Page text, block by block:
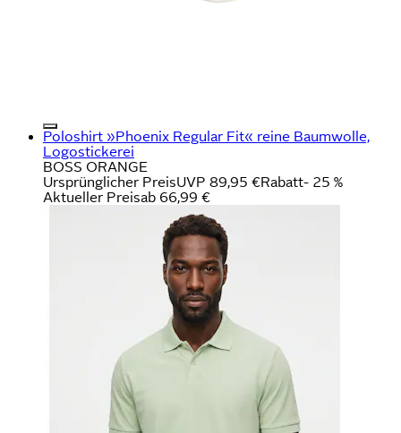
Poloshirt »Phoenix Regular Fit« reine Baumwolle,
Logostickerei
BOSS ORANGE
Ursprünglicher PreisUVP 89,95 €Rabatt- 25 %
Aktueller Preisab 66,99 €